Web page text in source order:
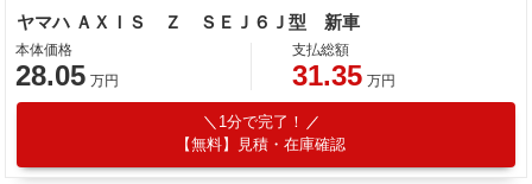
ヤマハ ＡＸＩＳ Ｚ ＳＥＪ６Ｊ型 新車
本体価格
28.05 万円
支払総額
31.35 万円
1分で完了！
【無料】見積・在庫確認